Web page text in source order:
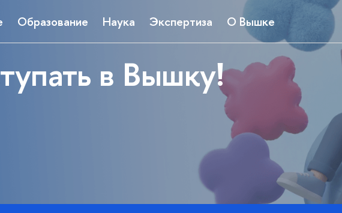
Образование Наука Экспертиза О Вышке
в Вышку!